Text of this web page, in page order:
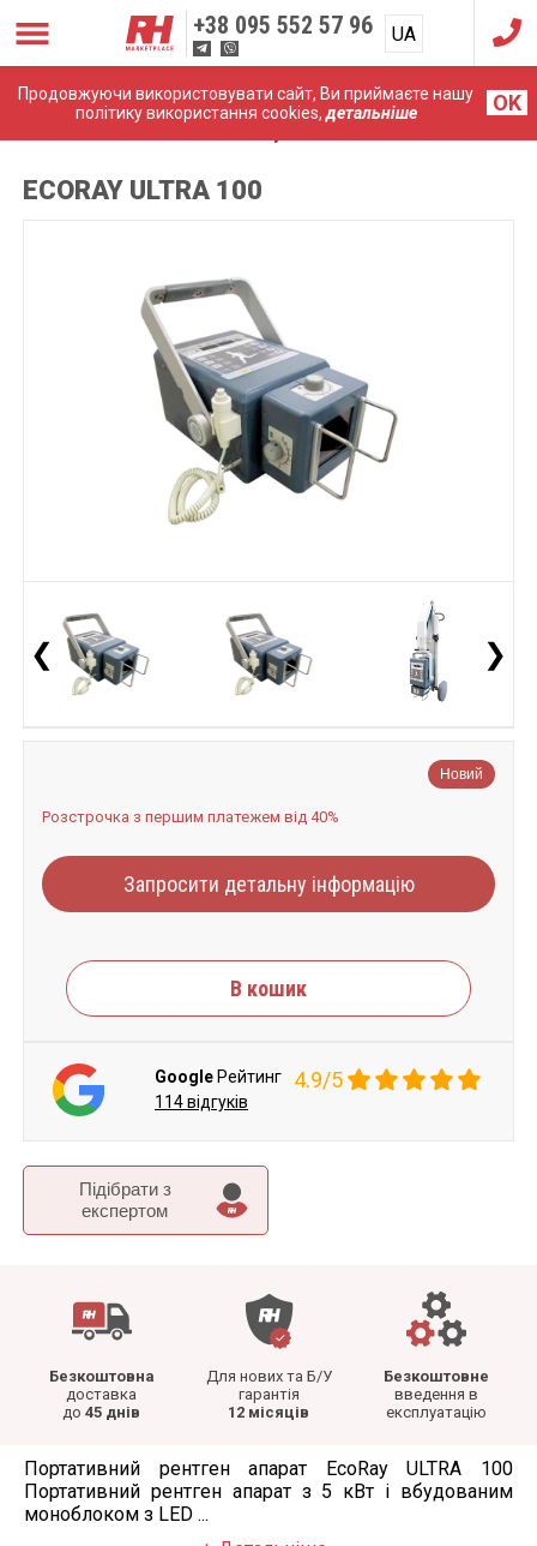
Продовжуючи використовувати сайт, Ви приймаєте нашу
політику використання cookies,детальніше OK
+38 095 552 57 96 UA
RU
ECORAY ULTRA 100
❮ ❯
Підібрати з
експертом
Безкоштовна
доставка
до 45 днів
Для нових та Б/У
гарантія
12 місяців
Безкоштовне
введення в
експлуатацію
Новий
Розстрочка з першим платежем від 40%
Запросити детальну інформацію
В кошик
Google Рейтинг 4.9/5
114 відгуків
Портативний рентген апарат EcoRay ULTRA 100
Портативний рентген апарат з 5 кВт і вбудованим
моноблоком з LED ...